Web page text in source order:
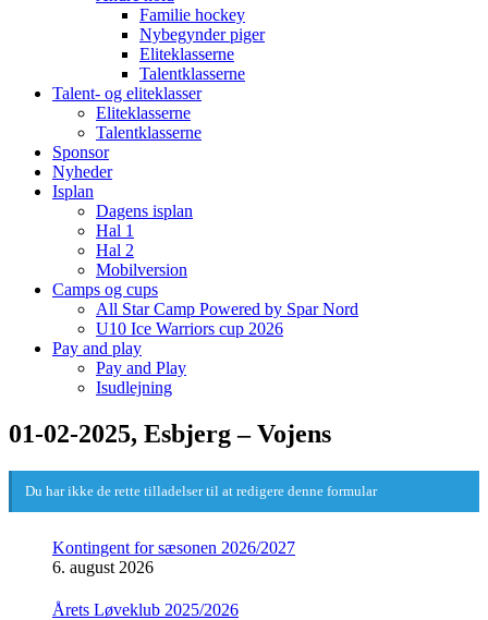
Familie hockey
Nybegynder piger
Eliteklasserne
Talentklasserne
Talent- og eliteklasser
Eliteklasserne
Talentklasserne
Sponsor
Nyheder
Isplan
Dagens isplan
Hal 1
Hal 2
Mobilversion
Camps og cups
All Star Camp Powered by Spar Nord
U10 Ice Warriors cup 2026
Pay and play
Pay and Play
Isudlejning
01-02-2025, Esbjerg – Vojens
Du har ikke de rette tilladelser til at redigere denne formular
Kontingent for sæsonen 2026/2027
6. august 2026
Årets Løveklub 2025/2026